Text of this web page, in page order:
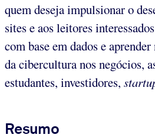
quem deseja impulsionar o
sites e aos leitores
com base em dados e
da cibercultura nos negócios,
estudantes, investidores,
Resumo